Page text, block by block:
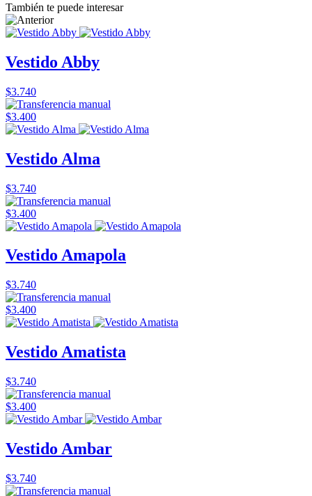
También te puede interesar
Vestido Abby
$3.740
$3.400
Vestido Alma
$3.740
$3.400
Vestido Amapola
$3.740
$3.400
Vestido Amatista
$3.740
$3.400
Vestido Ambar
$3.740